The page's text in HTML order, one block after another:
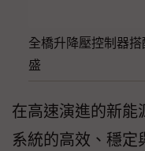
全橋升降壓控制器
盛
在高速演進的新能
系統的高效、穩定